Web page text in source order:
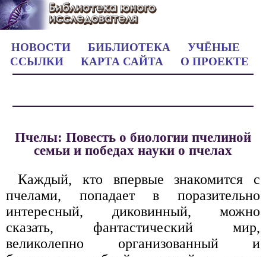
НОВОСТИ БИБЛИОТЕКА
УЧЁНЫЕ
ССЫЛКИ
КАРТА САЙТА О ПРОЕКТЕ
Пчелы: Повесть о биологии пчелиной
семьи и победах науки о пчелах
Каждый, кто впервые знакомится с
пчелами, попадает в поразительно
интересный, диковинный, можно
сказать, фантастический мир,
великолепно организованный и